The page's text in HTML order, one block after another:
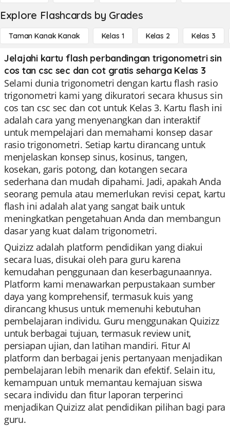
Explore Flashcards by Grades
Taman Kanak Kanak Kelas 1 Kelas 2 Kelas 3
Jelajahi kartu flash perbandingan trigonometri sin
cos tan csc sec dan cot gratis seharga Kelas 3
Selami dunia trigonometri dengan kartu flash rasio
trigonometri kami yang dikuratori secara khusus sin
cos tan csc sec dan cot untuk Kelas 3. Kartu flash ini
adalah cara yang menyenangkan dan interaktif
untuk mempelajari dan memahami konsep dasar
rasio trigonometri. Setiap kartu dirancang untuk
menjelaskan konsep sinus, kosinus, tangen,
kosekan, garis potong, dan kotangen secara
sederhana dan mudah dipahami. Jadi, apakah Anda
seorang pemula atau memerlukan revisi cepat, kartu
flash ini adalah alat yang sangat baik untuk
meningkatkan pengetahuan Anda dan membangun
dasar yang kuat dalam trigonometri.
Quizizz adalah platform pendidikan yang diakui
secara luas, disukai oleh para guru karena
kemudahan penggunaan dan keserbagunaannya.
Platform kami menawarkan perpustakaan sumber
daya yang komprehensif, termasuk kuis yang
dirancang khusus untuk memenuhi kebutuhan
pembelajaran individu. Guru menggunakan Quizizz
untuk berbagai tujuan, termasuk review unit,
persiapan ujian, dan latihan mandiri. Fitur AI
platform dan berbagai jenis pertanyaan menjadikan
pembelajaran lebih menarik dan efektif. Selain itu,
kemampuan untuk memantau kemajuan siswa
secara individu dan fitur laporan terperinci
menjadikan Quizizz alat pendidikan pilihan bagi para
guru.